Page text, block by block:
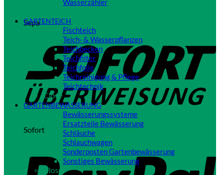
Sepa
Sofort
Wasserzähler
GARTENTEICH
Fischteich
Teich- & Wasserpflanzen
Teichbecken
Teichfilter
Teichfolie
Teichreinigung & Pflege
Teichtechnik
Close
GARTENBEWÄSSERUNG
Bewässerungssysteme
Ersatzteile Bewässerung
Schläuche
Schlauchwagen
Sonderposten Gartenbewässerung
Sonstiges Bewässerung
Close